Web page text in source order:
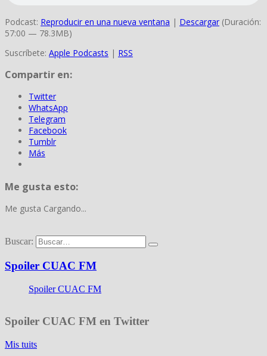
Podcast: Reproducir en una nueva ventana | Descargar (Duración:
57:00 — 78.3MB)
Suscríbete: Apple Podcasts | RSS
Compartir en:
Twitter
WhatsApp
Telegram
Facebook
Tumblr
Más
Me gusta esto:
Me gusta Cargando...
Buscar:
Spoiler CUAC FM
Spoiler CUAC FM
Spoiler CUAC FM en Twitter
Mis tuits